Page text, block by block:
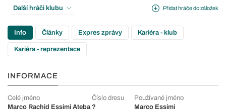
Přidat hráče do záložek
Další hráči klubu
Info Články Expres zprávy Kariéra - klub
Kariéra - reprezentace
INFORMACE
Celé jméno
Marco Rachid Essimi Ateba
Číslo dresu
?
Používané jméno
Marco Essimi